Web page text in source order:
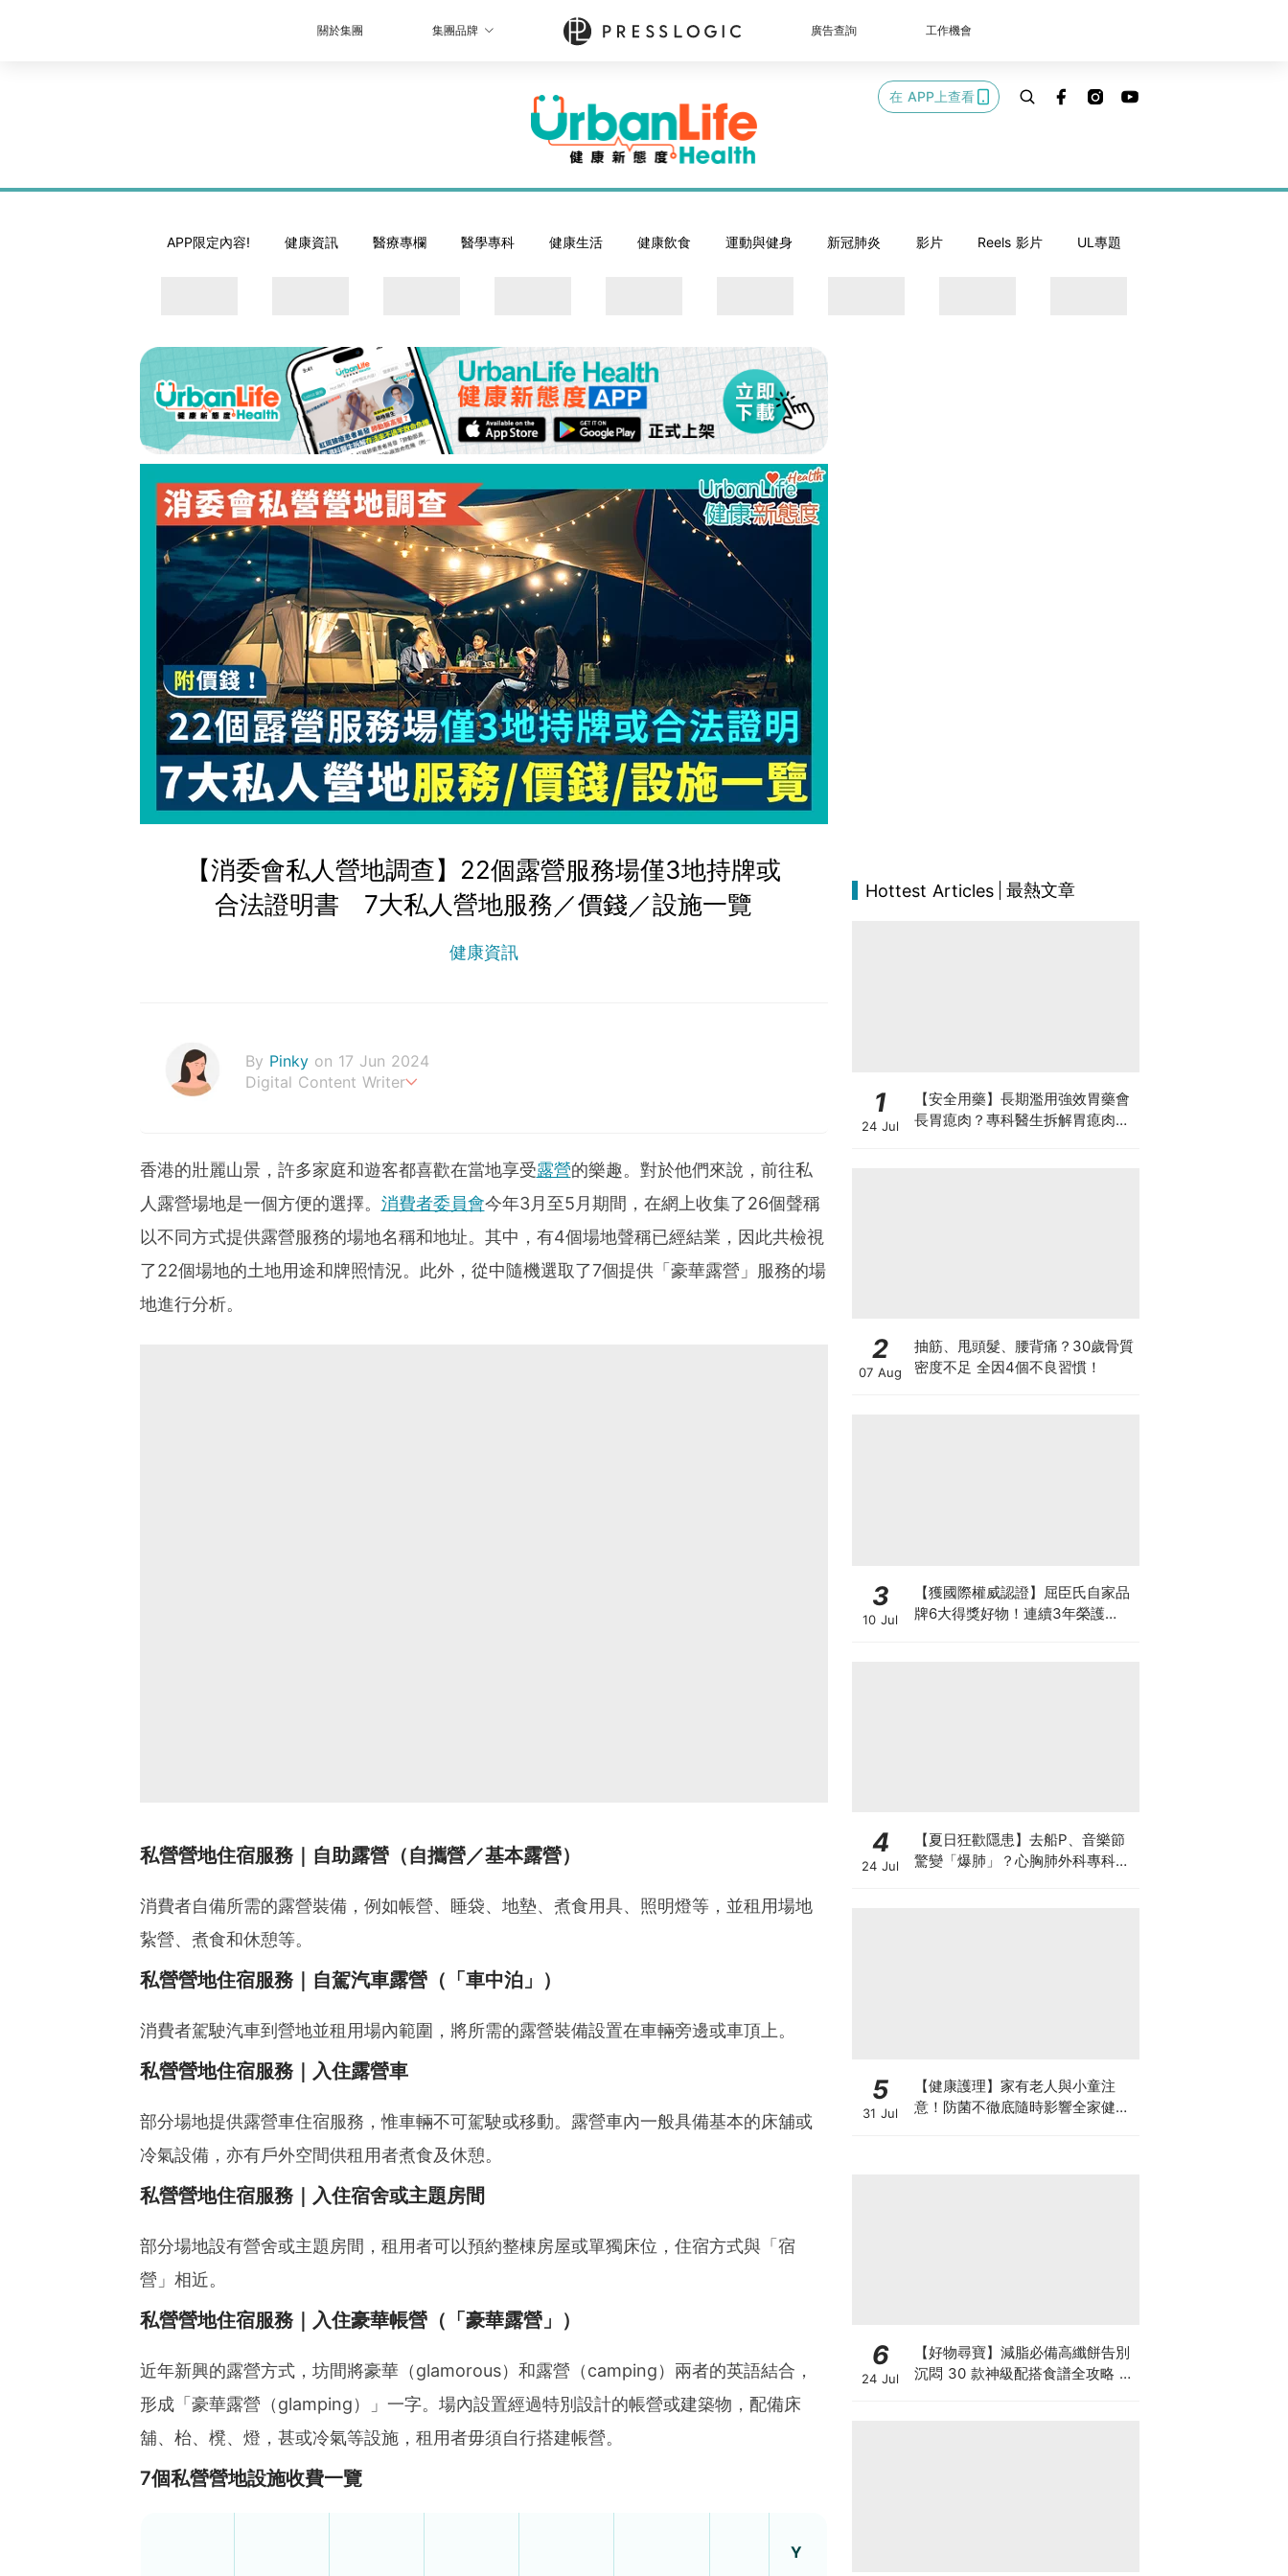
關於集團 集團品牌 廣告查詢 工作機會
在 APP上查看
APP限定內容! 健康資訊 醫療專欄 醫學專科 健康生活 健康飲食 運動與健身 新冠肺炎 影片 Reels 影片 UL專題
【消委會私人營地調查】22個露營服務場僅3地持牌或
合法證明書 7大私人營地服務／價錢／設施一覽
健康資訊
By Pinky on 17 Jun 2024
Digital Content Writer
香港的壯麗山景，許多家庭和遊客都喜歡在當地享受露營的樂趣。對於他們來說，前往私
人露營場地是一個方便的選擇。 消費者委員會今年3月至5月期間，在網上收集了26個聲稱
以不同方式提供露營服務的場地名稱和地址。其中，有4個場地聲稱已經結業，因此共檢視
了22個場地的土地用途和牌照情況。此外，從中隨機選取了7個提供「豪華露營」服務的場
地進行分析。
私營營地住宿服務｜自助露營（自攜營／基本露營）
消費者自備所需的露營裝備，例如帳營、睡袋、地墊、煮食用具、照明燈等，並租用場地
紥營、煮食和休憩等。
私營營地住宿服務｜自駕汽車露營（「車中泊」）
消費者駕駛汽車到營地並租用場內範圍，將所需的露營裝備設置在車輛旁邊或車頂上。
私營營地住宿服務｜入住露營車
部分場地提供露營車住宿服務，惟車輛不可駕駛或移動。露營車內一般具備基本的床舖或
冷氣設備，亦有戶外空間供租用者煮食及休憩。
私營營地住宿服務｜入住宿舍或主題房間
部分場地設有營舍或主題房間，租用者可以預約整棟房屋或單獨床位，住宿方式與「宿
營」相近。
私營營地住宿服務｜入住豪華帳營（「豪華露營」）
近年新興的露營方式，坊間將豪華（glamorous）和露營（camping）兩者的英語結合，
形成「豪華露營（glamping）」一字。場內設置經過特別設計的帳營或建築物，配備床
舖、枱、櫈、燈，甚或冷氣等設施，租用者毋須自行搭建帳營。
7個私營營地設施收費一覽
Y
Hottest Articles 最熱文章
1
24 Jul
【安全用藥】長期濫用強效胃藥會
長胃瘜肉？專科醫生拆解胃瘜肉癌
2
07 Aug
抽筋、甩頭髮、腰背痛？30歲骨質
密度不足 全因4個不良習慣！
3
10 Jul
【獲國際權威認證】屈臣氏自家品
牌6大得獎好物！連續3年榮護
4
24 Jul
【夏日狂歡隱患】去船P、音樂節
驚變「爆肺」？心胸肺外科專科醫
5
31 Jul
【健康護理】家有老人與小童注
意！防菌不徹底隨時影響全家健康
6
24 Jul
【好物尋寶】減脂必備高纖餅告別
沉悶 30 款神級配搭食譜全攻略 日